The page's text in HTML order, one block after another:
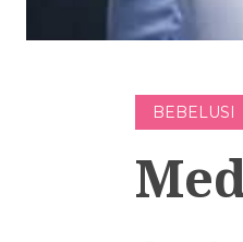
BEBELUSI